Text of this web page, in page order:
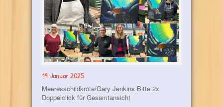
19. Januar 2025
Meeresschildkröte/Gary Jenkins Bitte 2x
Doppelclick für Gesamtansicht